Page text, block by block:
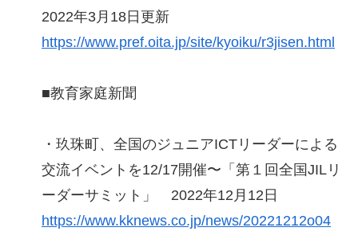
2022年3月18日更新
https://www.pref.oita.jp/site/kyoiku/r3jisen.html
■教育家庭新聞
・玖珠町、全国のジュニアICTリーダーによる
交流イベントを12/17開催〜「第１回全国JILリ
ーダーサミット」 2022年12月12日
https://www.kknews.co.jp/news/20221212o04